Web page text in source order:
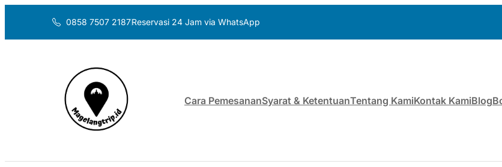
0858 7507 2187Reservasi 24 Jam via WhatsApp
Cara PemesananSyarat & KetentuanTentang KamiKontak KamiBlog